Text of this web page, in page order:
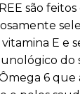
são feitos
E e
do
6 que